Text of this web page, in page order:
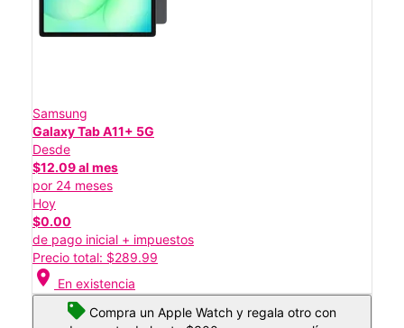
Samsung
Galaxy Tab A11+ 5G
Desde
$12.09 al mes
por 24 meses
Hoy
$0.00
de pago inicial + impuestos
Precio total: $289.99
location_on En existencia
Compra un Apple Watch y regala otro con